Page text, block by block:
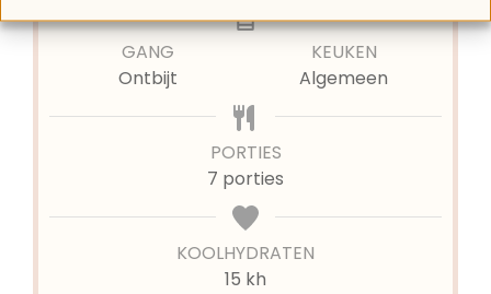
GANG
Ontbijt
KEUKEN
Algemeen
PORTIES
7 porties
KOOLHYDRATEN
15 kh